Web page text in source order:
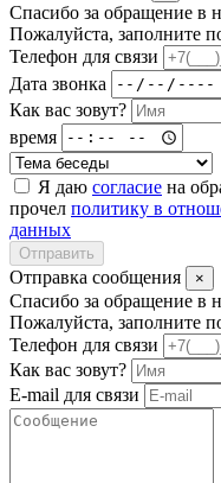
Спасибо за обращение в
Пожалуйста, заполните
Телефон для связи
Дата звонка
Как вас зовут?
время
Я даю согласие на
прочел политику в
данных
Отправить
Отправка сообщения ×
Спасибо за обращение в
Пожалуйста, заполните
Телефон для связи
Как вас зовут?
E-mail для связи